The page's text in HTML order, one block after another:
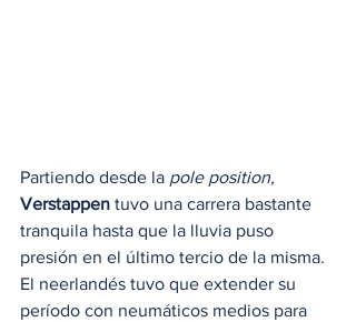
Partiendo desde la pole position,
Verstappen tuvo una carrera bastante
tranquila hasta que la lluvia puso
presión en el último tercio de la misma.
El neerlandés tuvo que extender su
período con neumáticos medios para